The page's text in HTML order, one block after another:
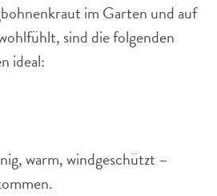
im Garten und auf
sind die folgenden
ideal:
warm, windgeschützt –